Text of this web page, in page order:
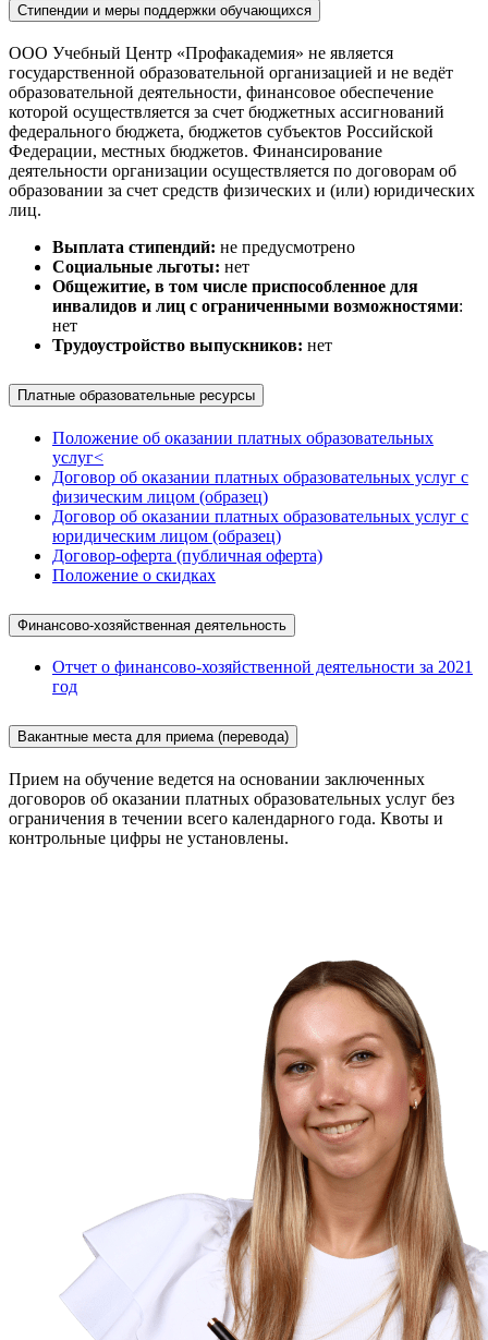
Стипендии и меры поддержки обучающихся
ООО Учебный Центр «Профакадемия» не является
государственной образовательной организацией и не ведёт
образовательной деятельности, финансовое обеспечение
которой осуществляется за счет бюджетных ассигнований
федерального бюджета, бюджетов субъектов Российской
Федерации, местных бюджетов. Финансирование
деятельности организации осуществляется по договорам об
образовании за счет средств физических и (или) юридических
лиц.
Выплата стипендий: не предусмотрено
Социальные льготы: нет
Общежитие, в том числе приспособленное для
инвалидов и лиц с ограниченными возможностями:
нет
Трудоустройство выпускников: нет
Платные образовательные ресурсы
Положение об оказании платных образовательных
услуг<
Договор об оказании платных образовательных услуг с
физическим лицом (образец)
Договор об оказании платных образовательных услуг с
юридическим лицом (образец)
Договор-оферта (публичная оферта)
Положение о скидках
Финансово-хозяйственная деятельность
Отчет о финансово-хозяйственной деятельности за 2021
год
Вакантные места для приема (перевода)
Прием на обучение ведется на основании заключенных
договоров об оказании платных образовательных услуг без
ограничения в течении всего календарного года. Квоты и
контрольные цифры не установлены.